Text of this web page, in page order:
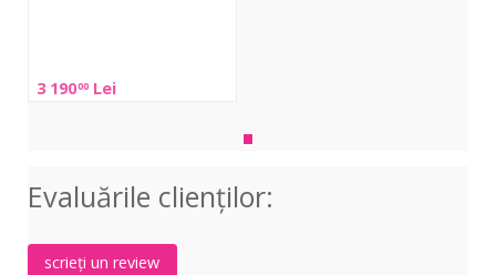
3 19000 Lei
Evaluările clienţilor:
scrieți un review